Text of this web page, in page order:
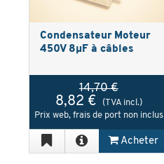
Condensateur Moteur
450V 8µF à câbles
14,70 €
8,82 €
(TVA incl.)
Prix web, frais de port non inclus
Acheter